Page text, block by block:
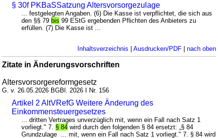
§ 30f PKBaSSatzung Altersvorsorgezulage
... festgelegten Angaben. (6) Die Kasse ist verpflichtet, die sich aus
den §§ 79bis 99 EStG ergebenden Pflichten des Anbieters zu
erfüllen. (7) Die Kasse ist ...
Inhaltsverzeichnis | Ausdrucken/PDF| nach oben
Zitate in Änderungsvorschriften
Altersvorsorgereformgesetz
G. v. 26.05.2026 BGBl. 2026 I Nr. 156
Artikel 2 AltVRefG Weitere Änderung des
Einkommensteuergesetzes
... dritten Vertrages unverzüglich mit, wenn ein Fall nach Satz 1
vorliegt." 7. § 84 wird durch den folgenden § 84 ersetzt: „§ 84
Grundzulage ... mit, wenn ein Fall nach Satz 1 vorliegt." 7. § 84 wird